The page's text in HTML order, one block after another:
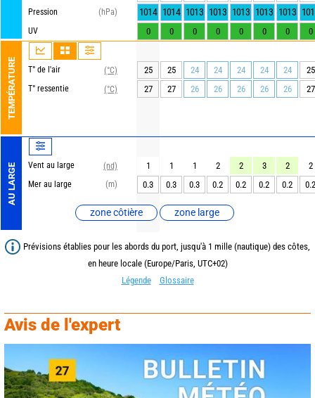
Pression
(hPa)
UV
TEMPÉRATURE T° de l'air
(°C)
T° ressentie
(°C)
AU LARGE Vent au large
(nd)
Mer au large
(m)
zone côtière zone large
1014 1014 1013 1013 1013 1013 1013
0 0 0 0 0 0 0 0
25 25 24 24 24 24 24
25
27
27 26 26 26 26 26 27
1 1 1 2 2 3 2
2
0.3
0.3 0.3 0.2 0.2 0.2 0.2 0.2
Prévisions établies pour les abords du port, jusqu'à 1 mille (nautique) des côtes,
en heure locale (Europe/Paris, UTC+02)
Légende
Glossaire
Avis de l'expert